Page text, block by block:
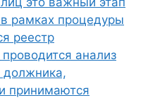
рамках процедуры
реестр
анализ
должника,
принимаются